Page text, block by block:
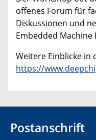
offenes Forum für
Diskussionen und
Embedded Machine
Weitere Einblicke in
https://
Postanschrift